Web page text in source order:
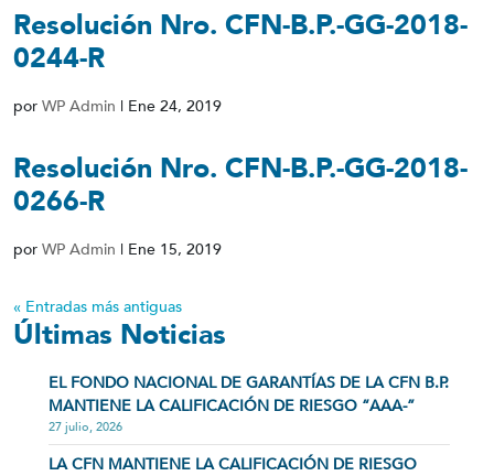
Resolución Nro. CFN-B.P.-GG-2018-
0244-R
por WP Admin | Ene 24, 2019
Resolución Nro. CFN-B.P.-GG-2018-
0266-R
por WP Admin | Ene 15, 2019
« Entradas más antiguas
Últimas Noticias
EL FONDO NACIONAL DE GARANTÍAS DE LA CFN B.P.
MANTIENE LA CALIFICACIÓN DE RIESGO “AAA-”
27 julio, 2026
LA CFN MANTIENE LA CALIFICACIÓN DE RIESGO